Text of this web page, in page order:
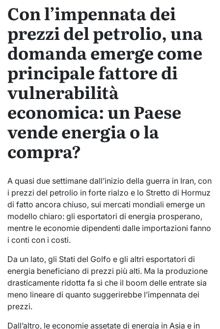
Con l’impennata dei
prezzi del petrolio, una
domanda emerge come
principale fattore di
vulnerabilità
economica: un Paese
vende energia o la
compra?
A quasi due settimane dall’inizio della guerra in Iran, con
i prezzi del petrolio in forte rialzo e lo Stretto di Hormuz
di fatto ancora chiuso, sui mercati mondiali emerge un
modello chiaro: gli esportatori di energia prosperano,
mentre le economie dipendenti dalle importazioni fanno
i conti con i costi.
Da un lato, gli Stati del Golfo e gli altri esportatori di
energia beneficiano di prezzi più alti. Ma la produzione
drasticamente ridotta fa sì che il boom delle entrate sia
meno lineare di quanto suggerirebbe l’impennata dei
prezzi.
Dall’altro, le economie assetate di energia in Asia e in